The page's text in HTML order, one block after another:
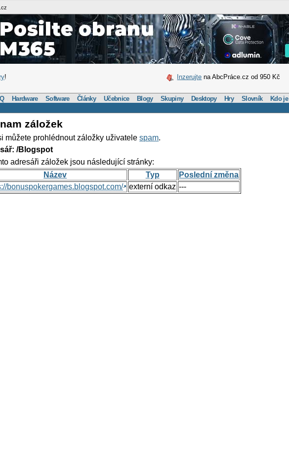
! Inzerujte na AbcPráce.cz od 950 Kč
Hardware Software Články Učebnice Blogy Skupiny Desktopy Hry Slovník Kdo je
záložek
můžete prohlédnout záložky uživatelespam.
/Blogspot
adresáři záložek jsou následující stránky:
Název
Typ
Poslední změna
bonuspokergames.blogspot.com/
externí odkaz ---